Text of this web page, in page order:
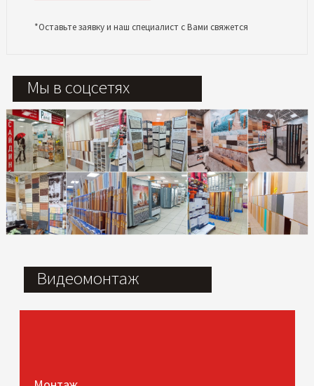
*Оставьте заявку и наш специалист с Вами свяжется
Мы в соцсетях
Видеомонтаж